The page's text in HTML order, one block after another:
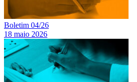
Boletim 04/26
18 maio 2026